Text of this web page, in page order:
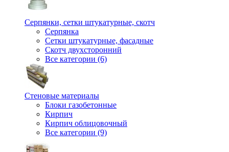
Серпянки, сетки штукатурные, скотч
Серпянка
Сетки штукатурные, фасадные
Скотч двухсторонний
Все категории (6)
Стеновые материалы
Блоки газобетонные
Кирпич
Кирпич облицовочный
Все категории (9)